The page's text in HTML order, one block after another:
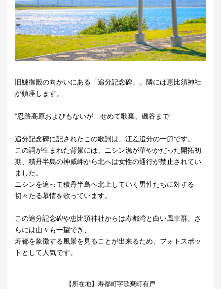
旧鰊御殿の向かいにある「追分記念碑」。隣には恵比須神社
が鎮座します。
”忍路高原およびもないが せめて歌棄、磯谷まで”
追分記念碑に記されたこの歌詞は、江差追分の一節です。
この詞が生まれた背景には、ニシン漁が華やかだった開拓初
期、積丹半島の神威岬から北へは女性の通行が禁止されてい
ました。
ニシンを追って積丹半島へ北上していく男性たちに対する
切々たる慕情を歌っています。
この追分記念碑や恵比須神社からは寿都湾と白い風車群、さ
らには山々も一望でき、
寿都を象徴する風景を見ることが出来るため、フォトスポッ
トとして人気です。
【所在地】寿都町字歌棄町有戸